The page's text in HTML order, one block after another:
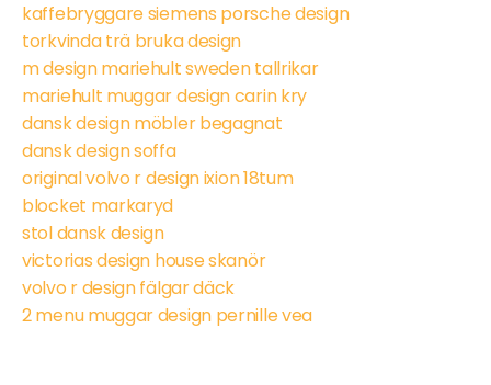
kaffebryggare siemens porsche design
torkvinda trä bruka design
m design mariehult sweden tallrikar
mariehult muggar design carin kry
dansk design möbler begagnat
dansk design soffa
original volvo r design ixion 18tum
blocket markaryd
stol dansk design
victorias design house skanör
volvo r design fälgar däck
2 menu muggar design pernille vea